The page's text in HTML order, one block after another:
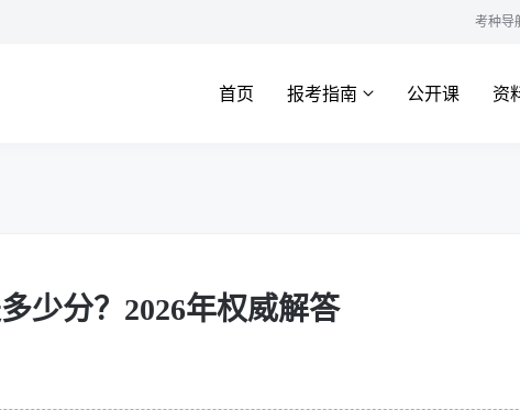
考种导
首页 报考指南 公开课 资
少分？2026年权威解答